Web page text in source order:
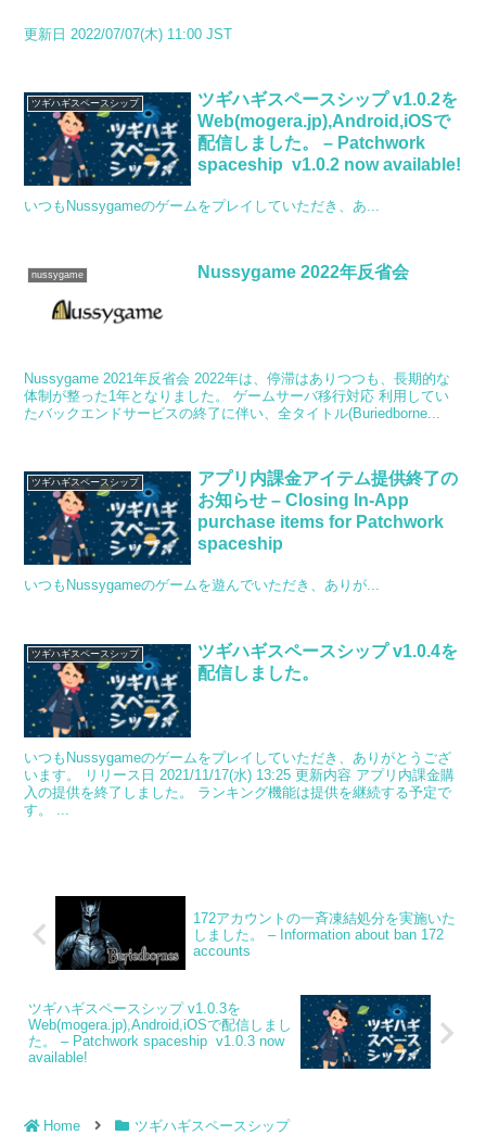
更新日 2022/07/07(木) 11:00 JST
ツギハギスペースシップ
ツギハギスペースシップ v1.0.2を
Web(mogera.jp),Android,iOSで
配信しました。 – Patchwork
spaceship v1.0.2 now available!
いつもNussygameのゲームをプレイしていただき、あ...
nussygame Nussygame 2022年反省会
Nussygame 2021年反省会 2022年は、停滞はありつつも、長期的な
体制が整った1年となりました。 ゲームサーバ移行対応 利用してい
たバックエンドサービスの終了に伴い、全タイトル(Buriedborne...
ツギハギスペースシップ
アプリ内課金アイテム提供終了の
お知らせ – Closing In-App
purchase items for Patchwork
spaceship
いつもNussygameのゲームを遊んでいただき、ありが...
ツギハギスペースシップ
ツギハギスペースシップ v1.0.4を
配信しました。
いつもNussygameのゲームをプレイしていただき、ありがとうござ
います。 リリース日 2021/11/17(水) 13:25 更新内容 アプリ内課金購
入の提供を終了しました。 ランキング機能は提供を継続する予定で
す。 ...
172アカウントの一斉凍結処分を実施いた
しました。 – Information about ban 172
accounts
ツギハギスペースシップ v1.0.3を
Web(mogera.jp),Android,iOSで配信しまし
た。 – Patchwork spaceship v1.0.3 now
available!
Home ツギハギスペースシップ